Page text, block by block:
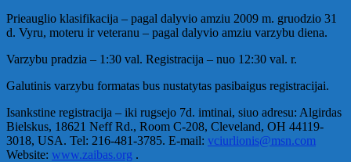
Prieauglio klasifikacija – pagal dalyvio amziu 2009 m. gruodzio 31
d. Vyru, moteru ir veteranu – pagal dalyvio amziu varzybu diena.
Varzybu pradzia – 1:30 val. Registracija – nuo 12:30 val. r.
Galutinis varzybu formatas bus nustatytas pasibaigus registracijai.
Isankstine registracija – iki rugsejo 7d. imtinai, siuo adresu: Algirdas
Bielskus, 18621 Neff Rd., Room C-208, Cleveland, OH 44119-
3018, USA. Tel: 216-481-3785. E-mail: vciurlionis@msn.com
Website: www.zaibas.org .